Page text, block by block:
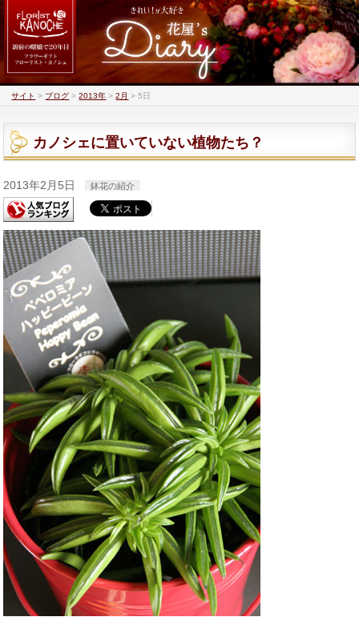
サイト > ブログ >2013年 >2月 >5日
カノシェに置いていない植物たち？
2013年2月5日 鉢花の紹介